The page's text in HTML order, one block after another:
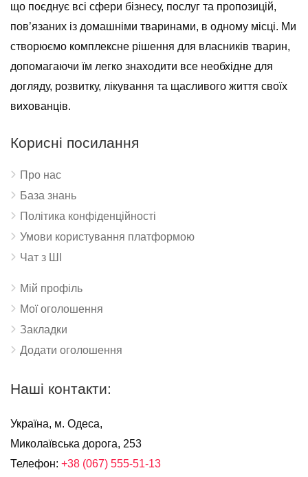
що поєднує всі сфери бізнесу, послуг та пропозицій,
пов’язаних із домашніми тваринами, в одному місці. Ми
створюємо комплексне рішення для власників тварин,
допомагаючи їм легко знаходити все необхідне для
догляду, розвитку, лікування та щасливого життя своїх
вихованців.
Корисні посилання
Про нас
База знань
Політика конфіденційності
Умови користування платформою
Чат з ШІ
Мій профіль
Мої оголошення
Закладки
Додати оголошення
Наші контакти:
Україна, м. Одеса,
Миколаївська дорога, 253
Телефон: +38 (067) 555-51-13